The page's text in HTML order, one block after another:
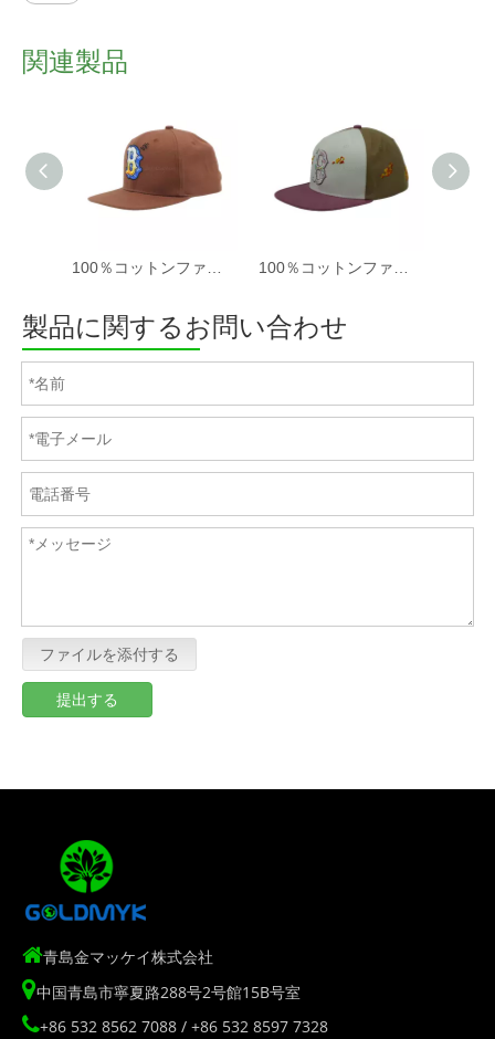
関連製品
製品に関するお問い合わせ
ファイルを添付する
提出する
青島金マッケイ株式会社
中国青島市寧夏路288号2号館15B号室
+86 532 8562 7088 / +86 532 8597 7328